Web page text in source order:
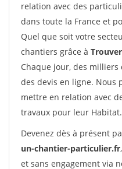
relation avec des
dans toute la France et
Quel que soit votre
chantiers grâce à
Chaque jour, des
des devis en ligne. Nous
mettre en relation avec
travaux pour leur Habitat.
Devenez dès à présent
un-chantier-particulier.fr
et sans engagement via